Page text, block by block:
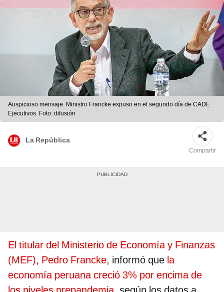
Auspicioso mensaje. Ministro Francke expuso en el segundo día de CADE
Ejecutivos. Foto: difusión
La República
Compartir
El titular del Ministerio de Economía y Finanzas
(MEF), Pedro Francke, informó que la
economía peruana creció 3% por encima de